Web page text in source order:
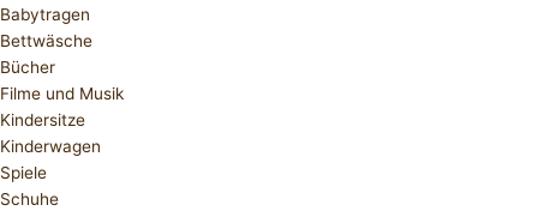
Babytragen
Bettwäsche
Bücher
Filme und Musik
Kindersitze
Kinderwagen
Spiele
Schuhe